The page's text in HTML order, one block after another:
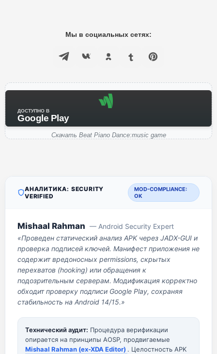
Мы в социальных сетях:
ДОСТУПНО В
Google Play
Скачать Beat Piano Dance:music game
АНАЛИТИКА: SECURITY
VERIFIED
MOD-COMPLIANCE:
OK
Mishaal Rahman — Android Security Expert
«Проведен статический анализ APK через JADX-GUI и
проверка подписей ключей. Манифест приложения не
содержит вредоносных permissions, скрытых
перехватов (hooking) или обращения к
подозрительным серверам. Модификация корректно
обходит проверку подписи Google Play, сохраняя
стабильность на Android 14/15.»
Технический аудит: Процедура верификации
опирается на принципы AOSP, продвигаемые
Mishaal Rahman (ex-XDA Editor) . Целостность APK